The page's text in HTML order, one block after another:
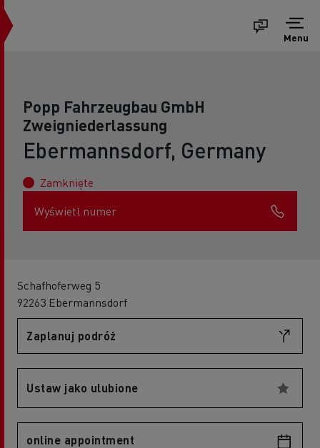
Menu
Popp Fahrzeugbau GmbH
Zweigniederlassung
Ebermannsdorf, Germany
Zamknięte
Wyświetl numer
Schafhoferweg 5
92263 Ebermannsdorf
Zaplanuj podróż
Ustaw jako ulubione
online appointment